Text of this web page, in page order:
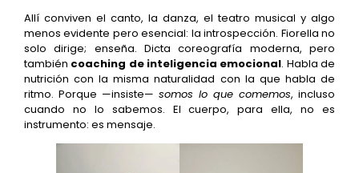
Allí conviven el canto, la danza, el teatro musical y algo
menos evidente pero esencial: la introspección. Fiorella no
solo dirige; enseña. Dicta coreografía moderna, pero
también coaching de inteligencia emocional. Habla de
nutrición con la misma naturalidad con la que habla de
ritmo. Porque —insiste— somos lo que comemos, incluso
cuando no lo sabemos. El cuerpo, para ella, no es
instrumento: es mensaje.